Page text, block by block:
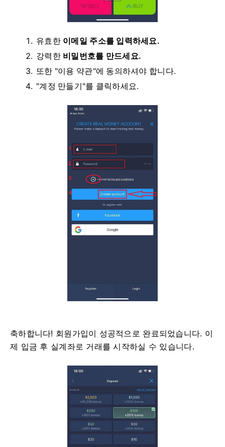
유효한 이메일 주소를 입력하세요.
강력한 비밀번호를 만드세요.
또한 "이용 약관"에 동의하셔야 합니다.
"계정 만들기"를 클릭하세요.
축하합니다! 회원가입이 성공적으로 완료되었습니다. 이
제 입금 후 실계좌로 거래를 시작하실 수 있습니다.